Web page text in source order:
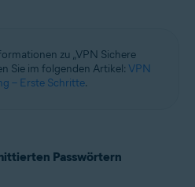
zu „VPN Sichere
Sie im folgenden Artikel: VPN
– Erste Schritte.
Passwörtern